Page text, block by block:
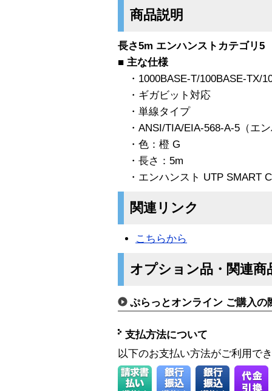
商品説明
長さ5m エンハンストカテゴリ
■ 主な仕様
・1000BASE-T/100BASE-TX/
・ギガビット対応
・単線タイプ
・ANSI/TIA/EIA-568-A-5（エ
・色：橙 G
・長さ：5m
・エンハンスト UTP SMART
関連リンク
こちらから
オプション品・関連商
ぷらっとオンライン ご購入の
支払方法について
以下のお支払い方法がご利用で